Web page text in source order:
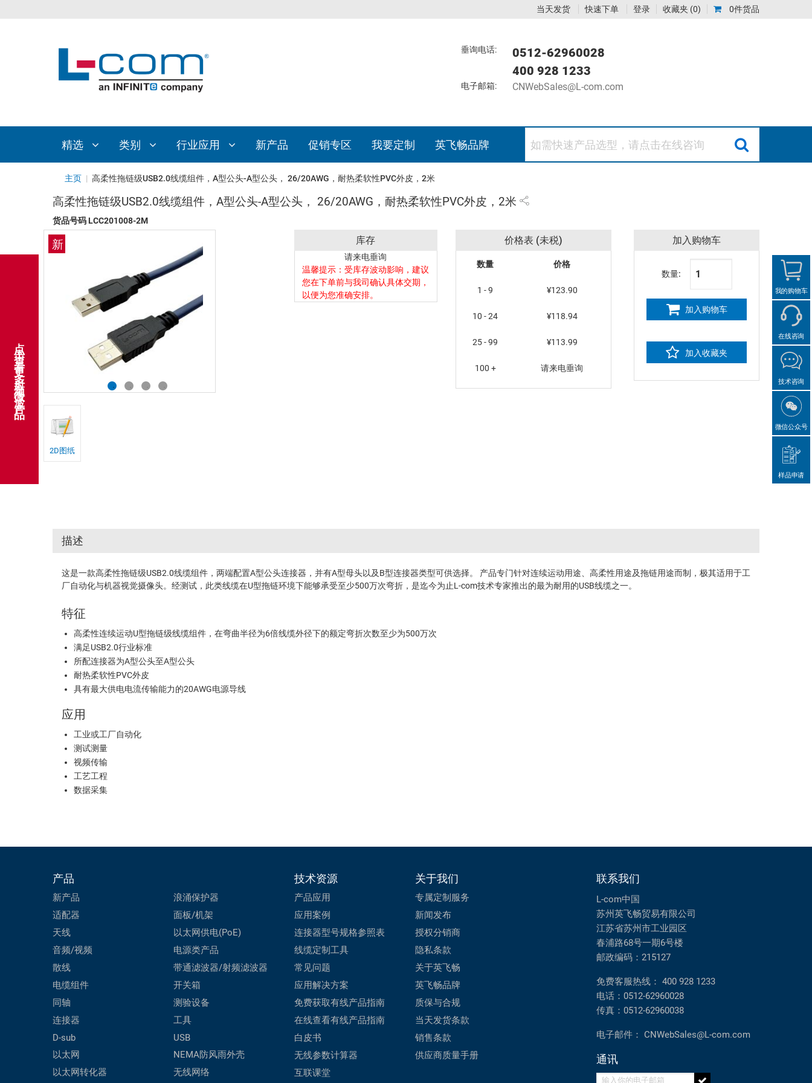
0件货品
收藏夹 (0)
当天发货 快速下单 登录
垂询电话:
0512-62960028
400 928 1233
电子邮箱: CNWebSales@L-com.com
精选 类别 行业应用 新产品 促销专区 我要定制 英飞畅品牌
主页 | 高柔性拖链级USB2.0线缆组件，A型公头-A型公头， 26/20AWG，耐热柔软性PVC外皮，2米
高柔性拖链级USB2.0线缆组件，A型公头-A型公头， 26/20AWG，耐热柔软性PVC外皮，2米
货品号码 LCC201008-2M
新
2D图纸
库存
请来电垂询
温馨提示：受库存波动影响，建议
您在下单前与我司确认具体交期，
以便为您准确安排。
价格表 (未税)
数量 价格
1 - 9 ¥123.90
10 - 24 ¥118.94
25 - 99 ¥113.99
100 + 请来电垂询
加入购物车
数量:
加入购物车
加入收藏夹
描述
这是一款高柔性拖链级USB2.0线缆组件，两端配置A型公头连接器，并有A型母头以及B型连接器类型可供选择。 产品专门针对连续运动用途、高柔性用途及拖链用途而制，极其适用于工
厂自动化与机器视觉摄像头。经测试，此类线缆在U型拖链环境下能够承受至少500万次弯折，是迄今为止L-com技术专家推出的最为耐用的USB线缆之一。
特征
高柔性连续运动U型拖链级线缆组件，在弯曲半径为6倍线缆外径下的额定弯折次数至少为500万次
满足USB2.0行业标准
所配连接器为A型公头至A型公头
耐热柔软性PVC外皮
具有最大供电电流传输能力的20AWG电源导线
应用
工业或工厂自动化
测试测量
视频传输
工艺工程
数据采集
点击查看更多射频微波产品
我的购物车
在线咨询
技术咨询
微信公众号
样品申请
产品
新产品
适配器
天线
音频/视频
散线
电缆组件
同轴
连接器
D-sub
以太网
以太网转化器
浪涌保护器
面板/机架
以太网供电(PoE)
电源类产品
带通滤波器/射频滤波器
开关箱
测验设备
工具
USB
NEMA防风雨外壳
无线网络
技术资源
产品应用
应用案例
连接器型号规格参照表
线缆定制工具
常见问题
应用解决方案
免费获取有线产品指南
在线查看有线产品指南
白皮书
无线参数计算器
互联课堂
关于我们
专属定制服务
新闻发布
授权分销商
隐私条款
关于英飞畅
英飞畅品牌
质保与合规
当天发货条款
销售条款
供应商质量手册
联系我们
L-com中国
苏州英飞畅贸易有限公司
江苏省苏州市工业园区
春浦路68号一期6号楼
邮政编码：215127
免费客服热线： 400 928 1233
电话： 0512-62960028
传真： 0512-62960038
电子邮件： CNWebSales@L-com.com
通讯